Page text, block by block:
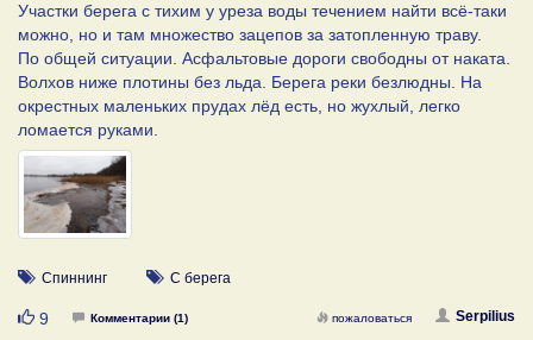
Участки берега с тихим у уреза воды течением найти всё-таки
можно, но и там множество зацепов за затопленную траву.
По общей ситуации. Асфальтовые дороги свободны от наката.
Волхов ниже плотины без льда. Берега реки безлюдны. На
окрестных маленьких прудах лёд есть, но жухлый, легко
ломается руками.
Спиннинг С берега
Нравится
9 Комментарии (1) Serpilius
пожаловаться